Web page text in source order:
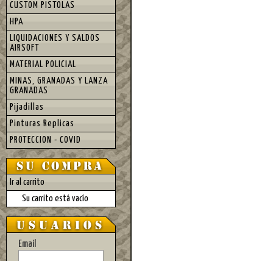
CUSTOM PISTOLAS
HPA
LIQUIDACIONES Y SALDOS
AIRSOFT
MATERIAL POLICIAL
MINAS, GRANADAS Y LANZA
GRANADAS
Pijadillas
Pinturas Replicas
PROTECCION - COVID
Ir al carrito
Su carrito está vacío
Email